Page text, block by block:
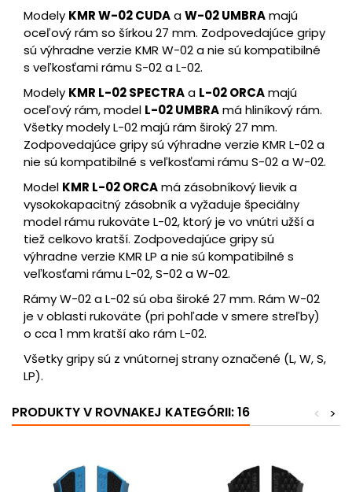
Modely KMR W-02 CUDAaW-02 UMBRAmajú
oceľový rám so šírkou 27 mm. Zodpovedajúce gripy
sú výhradne verzie KMR W-02 a nie sú kompatibilné
s veľkosťami rámu S-02 a L-02.
Modely KMR L-02 SPECTRAa L-02 ORCAmajú
oceľový rám, model L-02 UMBRAmá hliníkový rám.
Všetky modely L-02 majú rám široký 27 mm.
Zodpovedajúce gripy sú výhradne verzie KMR L-02 a
nie sú kompatibilné s veľkosťami rámu S-02 a W-02.
Model KMR L-02 ORCAmá zásobníkový lievik a
vysokokapacitný zásobník a vyžaduje špeciálny
model rámu rukoväte L-02, ktorý je vo vnútri užší a
tiež celkovo kratší. Zodpovedajúce gripy sú
výhradne verzie KMR LP a nie sú kompatibilné s
veľkosťami rámu L-02, S-02 a W-02.
Rámy W-02 a L-02 sú oba široké 27 mm. Rám W-02
je v oblasti rukoväte (pri pohľade v smere streľby)
o cca 1 mm kratší ako rám L-02.
Všetky gripy sú z vnútornej strany označené (L, W, S,
LP).
PRODUKTY V ROVNAKEJ KATEGÓRII: 16 >
<